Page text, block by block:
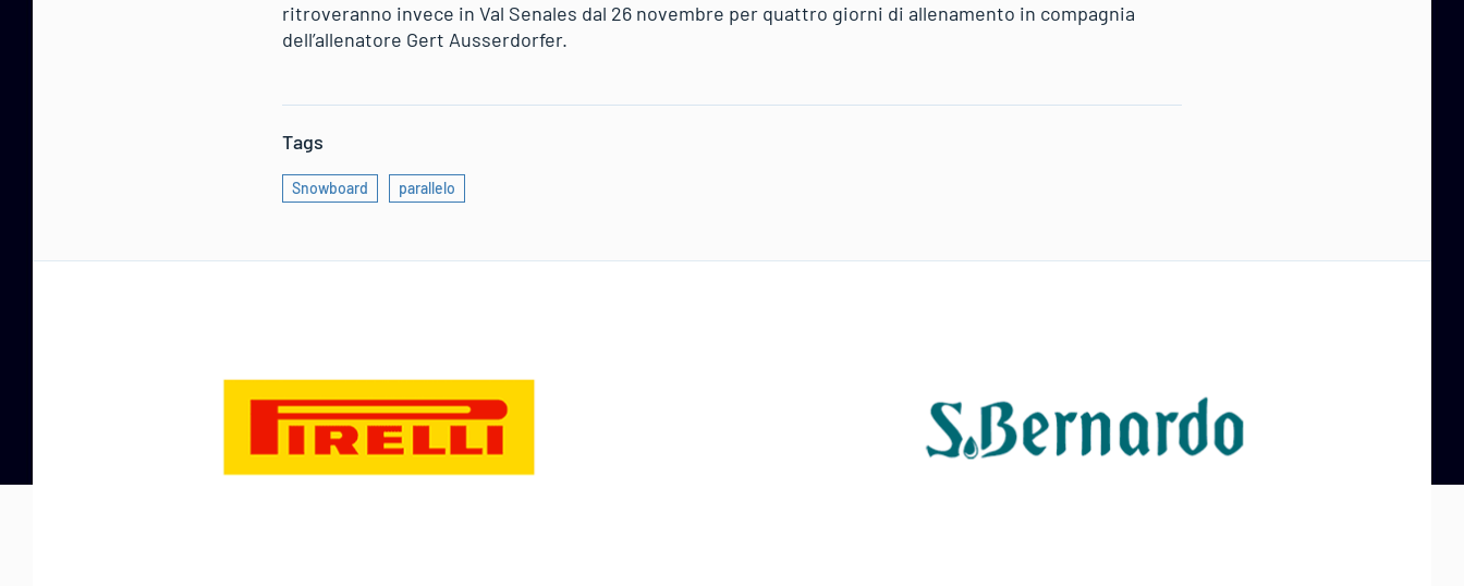
ritroveranno invece in Val Senales dal 26 novembre per quattro giorni di allenamento in compagnia
dell’allenatore Gert Ausserdorfer.
Tags
Snowboard parallelo